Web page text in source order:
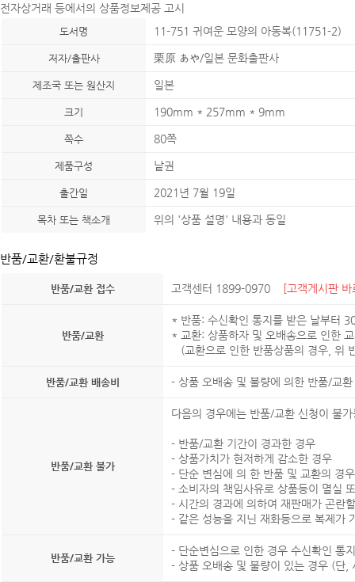
전자상거래 등에서의 상품정보제공 고시
도서명 11-751 귀여운 모양의 아동복(11751-2)
저자/출판사 栗原 あや/일본 문화출판사
제조국 또는 원산지 일본
크기 190mm * 257mm * 9mm
쪽수 80쪽
제품구성 낱권
출간일 2021년 7월 19일
목차 또는 책소개 위의 '상품 설명' 내용과 동일
반품/교환/환불규정
반품/교환 접수 고객센터 1899-0970 [고객게시판
반품/교환
* 반품: 수신확인 통지를 받은 날부터
* 교환: 상품하자 및 오배송으로 인한
(교환으로 인한 반품상품의 경우, 위
반품/교환 배송비 - 상품 오배송 및 불량에 의한 반품/교
반품/교환 불가
다음의 경우에는 반품/교환 신청이 불
- 반품/교환 기간이 경과한 경우
- 상품가치가 현저하게 감소한 경우
- 단순 변심에 의 한 반품 및 교환의 경우
- 소비자의 책임사유로 상품등이 멸실
- 시간의 경과에 의하여 재판매가 곤란
- 같은 성능을 지닌 재화등으로 복제가
반품/교환 가능
- 단순변심으로 인한 경우 수신확인 통
- 상품 오배송 및 불량이 있는 경우 (단,